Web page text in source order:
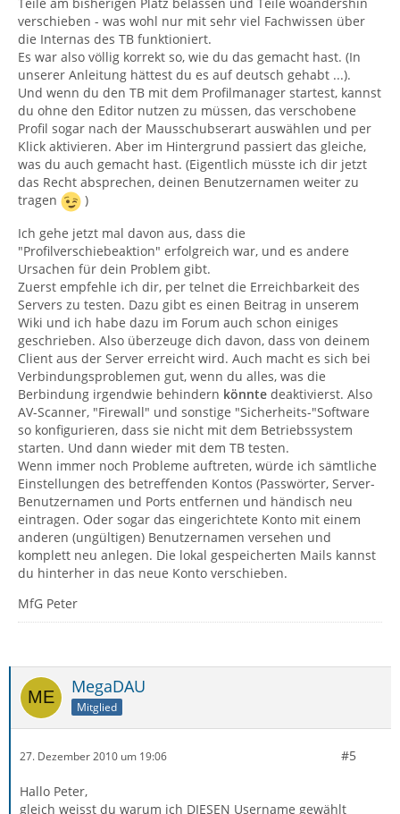
verschieben - was wohl nur mit sehr viel Fachwissen über
die Internas des TB funktioniert.
Es war also völlig korrekt so, wie du das gemacht hast. (In
unserer Anleitung hättest du es auf deutsch gehabt ...).
Und wenn du den TB mit dem Profilmanager startest, kannst
du ohne den Editor nutzen zu müssen, das verschobene
Profil sogar nach der Mausschubserart auswählen und per
Klick aktivieren. Aber im Hintergrund passiert das gleiche,
was du auch gemacht hast. (Eigentlich müsste ich dir jetzt
das Recht absprechen, deinen Benutzernamen weiter zu
tragen
)
Ich gehe jetzt mal davon aus, dass die
"Profilverschiebeaktion" erfolgreich war, und es andere
Ursachen für dein Problem gibt.
Zuerst empfehle ich dir, per telnet die Erreichbarkeit des
Servers zu testen. Dazu gibt es einen Beitrag in unserem
Wiki und ich habe dazu im Forum auch schon einiges
geschrieben. Also überzeuge dich davon, dass von deinem
Client aus der Server erreicht wird. Auch macht es sich bei
Verbindungsproblemen gut, wenn du alles, was die
Berbindung irgendwie behindern könnte deaktivierst. Also
AV-Scanner, "Firewall" und sonstige "Sicherheits-"Software
so konfigurieren, dass sie nicht mit dem Betriebssystem
starten. Und dann wieder mit dem TB testen.
Wenn immer noch Probleme auftreten, würde ich sämtliche
Einstellungen des betreffenden Kontos (Passwörter, Server-
Benutzernamen und Ports entfernen und händisch neu
eintragen. Oder sogar das eingerichtete Konto mit einem
anderen (ungültigen) Benutzernamen versehen und
komplett neu anlegen. Die lokal gespeicherten Mails kannst
du hinterher in das neue Konto verschieben.
MfG Peter
MegaDAU
Mitglied
27. Dezember 2010 um 19:06 #5
Hallo Peter,
gleich weisst du warum ich DIESEN Username gewählt